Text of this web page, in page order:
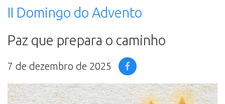
II Domingo do Advento
Paz que prepara o caminho
7 de dezembro de 2025